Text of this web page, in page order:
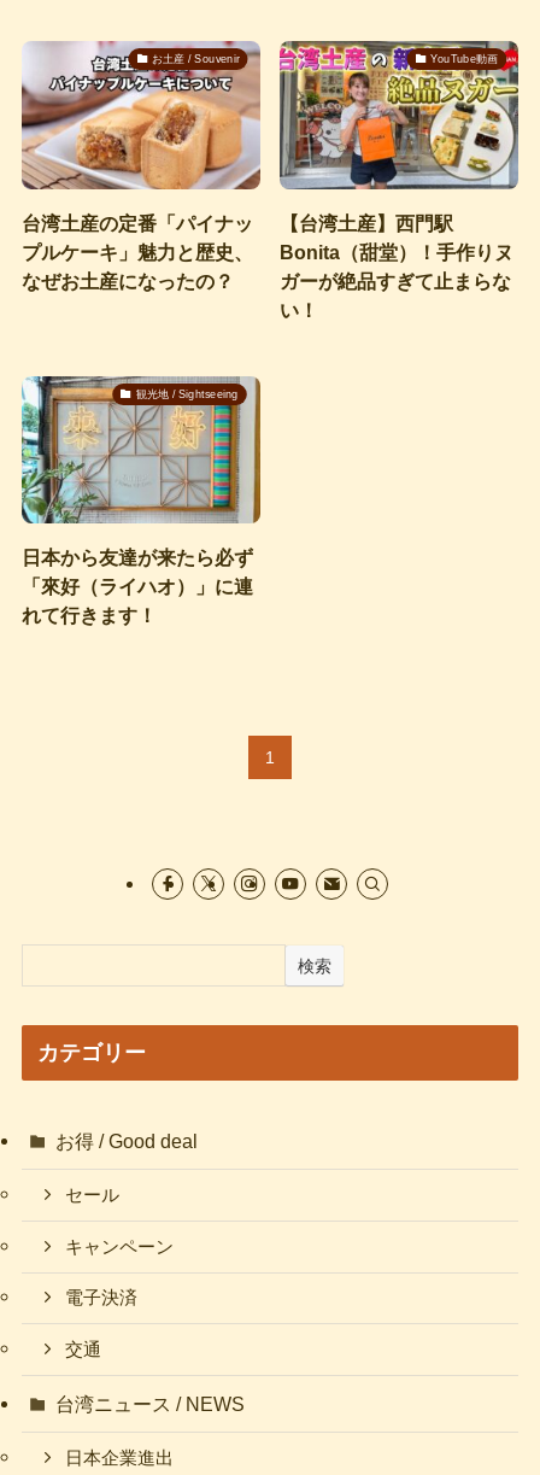
お土産 / Souvenir
台湾土産の定番「パイナッ
プルケーキ」魅力と歴史、
なぜお土産になったの？
YouTube動画
【台湾土産】西門駅
Bonita（甜堂）！手作りヌ
ガーが絶品すぎて止まらな
い！
観光地 / Sightseeing
日本から友達が来たら必ず
「來好（ライハオ）」に連
れて行きます！
1
検索
カテゴリー
お得 / Good deal
セール
キャンペーン
電子決済
交通
台湾ニュース / NEWS
日本企業進出